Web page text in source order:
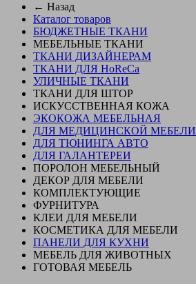
← Назад
Каталог товаров
БЮДЖЕТНЫЕ ТКАНИ
МЕБЕЛЬНЫЕ ТКАНИ
ТКАНИ ДИЗАЙНЕРАМ
ТКАНИ ДЛЯ HoReCa
УЛИЧНЫЕ ТКАНИ
ТКАНИ ДЛЯ ШТОР
ИСКУССТВЕННАЯ КОЖА
ЭКОКОЖА МЕБЕЛЬНАЯ
ДЛЯ МЕДИЦИНСКОЙ МЕБЕЛИ
ДЛЯ ТЮНИНГА АВТО
ДЛЯ ГАЛАНТЕРЕИ
ПОРОЛОН МЕБЕЛЬНЫЙ
ДЕКОР ДЛЯ МЕБЕЛИ
КОМПЛЕКТУЮЩИЕ
ФУРНИТУРА
КЛЕИ ДЛЯ МЕБЕЛИ
КОСМЕТИКА ДЛЯ МЕБЕЛИ
ПАНЕЛИ ДЛЯ КУХНИ
МЕБЕЛЬ ДЛЯ ЖИВОТНЫХ
ГОТОВАЯ МЕБЕЛЬ